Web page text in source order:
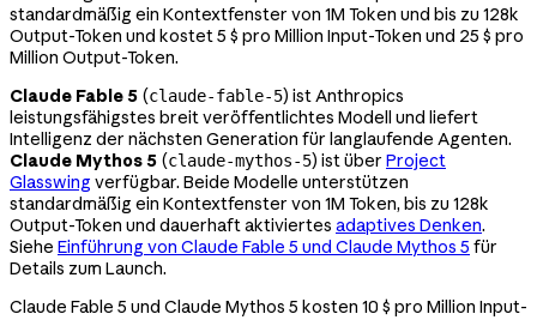
standardmäßig ein Kontextfenster von 1M Token und bis zu 128k
Output-Token und kostet 5 $ pro Million Input-Token und 25 $ pro
Million Output-Token.
Claude Fable 5 (claude-fable-5) ist Anthropics
leistungsfähigstes breit veröffentlichtes Modell und liefert
Intelligenz der nächsten Generation für langlaufende Agenten.
Claude Mythos 5 (claude-mythos-5) ist über Project
Glasswing verfügbar. Beide Modelle unterstützen
standardmäßig ein Kontextfenster von 1M Token, bis zu 128k
Output-Token und dauerhaft aktiviertes adaptives Denken.
Siehe Einführung von Claude Fable 5 und Claude Mythos 5 für
Details zum Launch.
Claude Fable 5 und Claude Mythos 5 kosten 10 $ pro Million Input-